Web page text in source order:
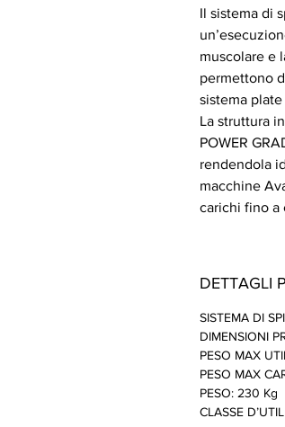
Il sistema di
muscolare e
permettono
sistema
La struttura
POWER
rendendola
macchine
carichi fino a
DETTAGLI
SISTEMA DI
DIMENSIONI
PESO MAX
PESO MAX
PESO: 230 Kg
CLASSE